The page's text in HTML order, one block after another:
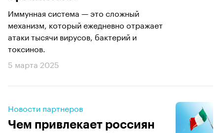
Иммунная система — это сложный
механизм, который ежедневно отражает
атаки тысячи вирусов, бактерий и
токсинов.
5 марта 2025
Новости партнеров
Чем привлекает россиян